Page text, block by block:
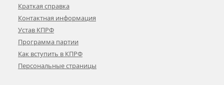
Краткая справка
Контактная информация
Устав КПРФ
Программа партии
Как вступить в КПРФ
Персональные страницы